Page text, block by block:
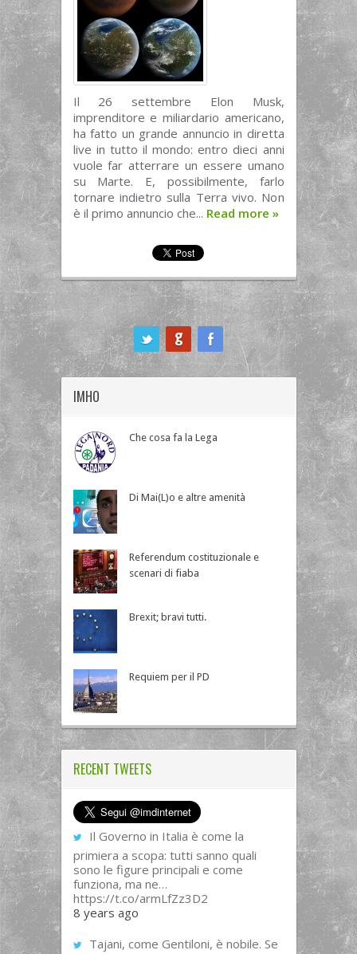
Il 26 settembre Elon Musk,
imprenditore e miliardario americano,
ha fatto un grande annuncio in diretta
live in tutto il mondo: entro dieci anni
vuole far atterrare un essere umano
su Marte. E, possibilmente, farlo
tornare indietro sulla Terra vivo. Non
è il primo annuncio che... Read more »
IMHO
Che cosa fa la Lega
Di Mai(L)o e altre amenità
Referendum costituzionale e
scenari di fiaba
Brexit; bravi tutti.
Requiem per il PD
RECENT TWEETS
Il Governo in Italia è come la
primiera a scopa: tutti sanno quali
sono le figure principali e come
funziona, ma ne…
https://t.co/armLfZz3D2
8 years ago
Tajani, come Gentiloni, è nobile. Se